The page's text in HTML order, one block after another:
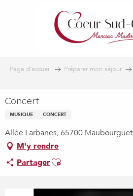
Page d’accueil Préparer mon séjour
Concert
MUSIQUE CONCERT
Allée Larbanes, 65700 Maubourguet
M'y rendre
PartagerAjouter aux favoris